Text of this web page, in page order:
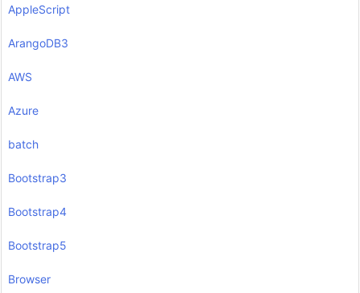
AppleScript
ArangoDB3
AWS
Azure
batch
Bootstrap3
Bootstrap4
Bootstrap5
Browser